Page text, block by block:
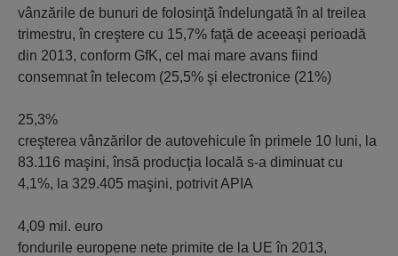
vânzările de bunuri de folosinţă îndelungată în al treilea
trimestru, în creştere cu 15,7% faţă de aceeaşi perioadă
din 2013, conform GfK, cel mai mare avans fiind
consemnat în telecom (25,5% şi electronice (21%)
25,3%
creşterea vânzărilor de autovehicule în primele 10 luni, la
83.116 maşini, însă producţia locală s-a diminuat cu
4,1%, la 329.405 maşini, potrivit APIA
4,09 mil. euro
fondurile europene nete primite de la UE în 2013,